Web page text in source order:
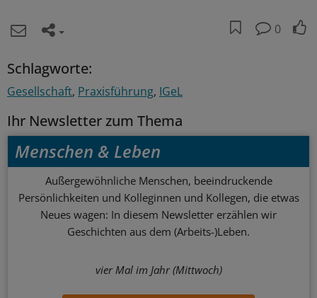
0
Schlagworte:
Gesellschaft Praxisführung IGeL
Ihr Newsletter zum Thema
Menschen & Leben
Außergewöhnliche Menschen, beeindruckende
Persönlichkeiten und Kolleginnen und Kollegen, die etwas
Neues wagen: In diesem Newsletter erzählen wir
Geschichten aus dem (Arbeits-)Leben.
vier Mal im Jahr (Mittwoch)